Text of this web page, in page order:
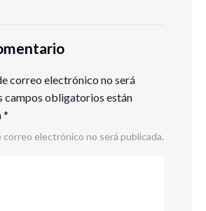
correo electrónico no será
campos obligatorios están
*
correo electrónico no será publicada.